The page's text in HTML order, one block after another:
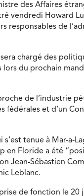
des Affaires
vendredi Howard
responsables de
chargé des
lors du prochain
de l’industrie
fédérales et d’un
s’est tenue à Mar-a-
en Floride a été
Jean-Sébastien
Leblanc.
de fonction le 20